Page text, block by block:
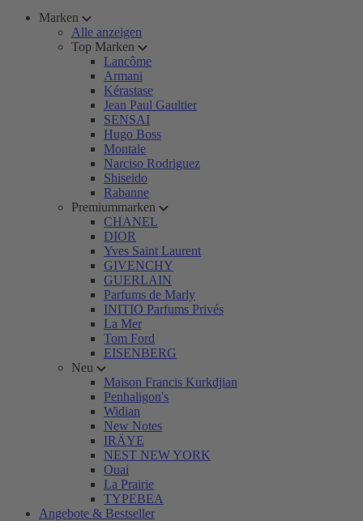
Marken
Alle anzeigen
Top Marken
Lancôme
Armani
Kérastase
Jean Paul Gaultier
SENSAI
Hugo Boss
Montale
Narciso Rodriguez
Shiseido
Rabanne
Premiummarken
CHANEL
DIOR
Yves Saint Laurent
GIVENCHY
GUERLAIN
Parfums de Marly
INITIO Parfums Privés
La Mer
Tom Ford
EISENBERG
Neu
Maison Francis Kurkdjian
Penhaligon's
Widian
New Notes
IRÄYE
NEST NEW YORK
Ouai
La Prairie
TYPEBEA
Angebote & Bestseller